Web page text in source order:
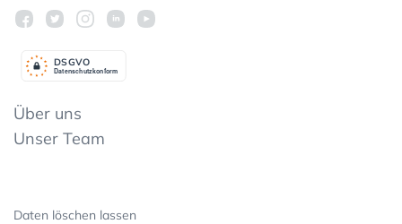
Datenschutzkonform
DSGVO
Über uns
Unser Team
Daten löschen lassen